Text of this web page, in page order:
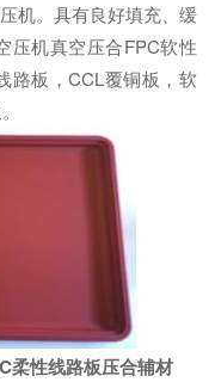
机。具有良好填充、缓
压机真空压合FPC软性
路板，CCL覆铜板，软
柔性线路板压合辅材